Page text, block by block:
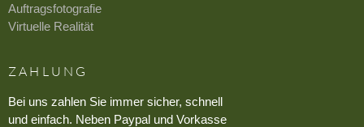
Auftragsfotografie
Virtuelle Realität
ZAHLUNG
Bei uns zahlen Sie immer sicher, schnell
und einfach. Neben Paypal und Vorkasse